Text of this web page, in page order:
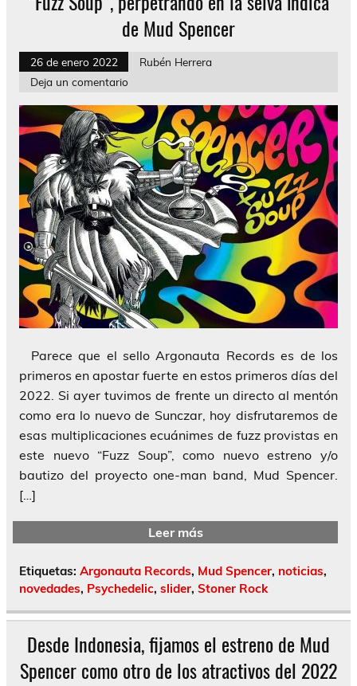
de Mud Spencer
26 de enero 2022
Rubén Herrera
Deja un comentario
Parece que el sello Argonauta Records es de los
primeros en apostar fuerte en estos primeros días del
2022. Si ayer tuvimos de frente un directo al mentón
como era lo nuevo de Sunczar, hoy disfrutaremos de
esas multiplicaciones ecuánimes de fuzz provistas en
este nuevo “Fuzz Soup”, como nuevo estreno y/o
bautizo del proyecto one-man band, Mud Spencer.
[…]
Leer más
Etiquetas: Argonauta Records, Mud Spencer, noticias,
novedades, Psychedelic, slider, Stoner Rock
Desde Indonesia, fijamos el estreno de Mud
Spencer como otro de los atractivos del 2022